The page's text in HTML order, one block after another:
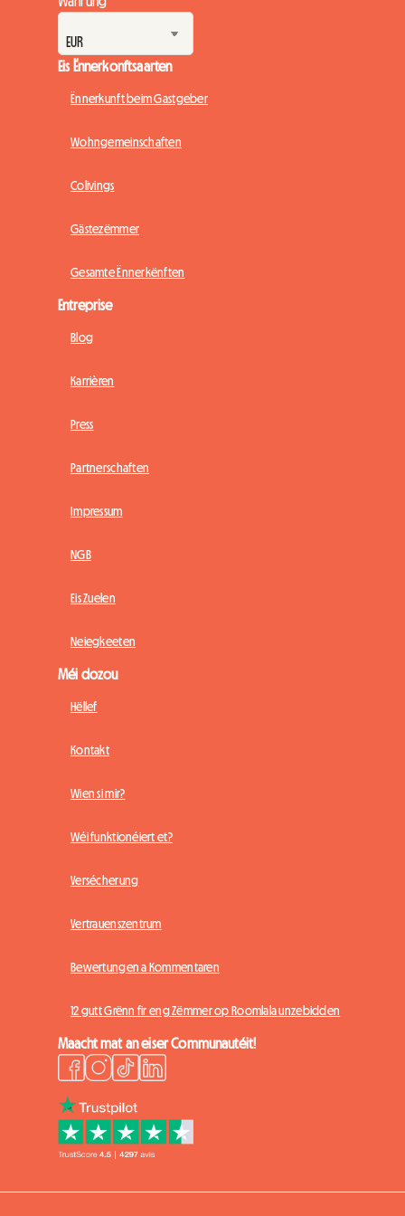
Eis Ënnerkonftsaarten
Ënnerkunft beim Gastgeber
Wohngemeinschaften
Colivings
Gästezëmmer
Gesamte Ënnerkënften
Entreprise
Blog
Karrièren
Press
Partnerschaften
Impressum
NGB
Eis Zuelen
Neiegkeeten
Méi dozou
Hëllef
Kontakt
Wien si mir?
Wéi funktionéiert et?
Versécherung
Vertrauenszentrum
Bewertungen a Kommentaren
12 gutt Grënn fir eng Zëmmer op Roomlala unzebidden
Maacht mat an eiser Communautéit!